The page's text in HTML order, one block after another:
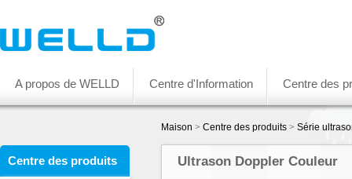
A propos de WELLD Centre d'Information Centre des
Centre des produits
Maison > Centre des produits > Série
Ultrason Doppler Couleur